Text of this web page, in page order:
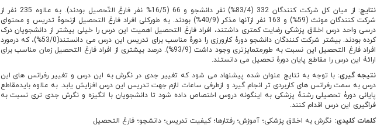
نتایج:
از میان كل شرکت کنندگان 332 (83/4%) نفر دانشجو و 66 (16/5% نفر فارغ التّحصیل بودند). به علاوه 235 نفر از
شرکت کنندگان مونث (59%) و 163 نفر ازآنها مذکر (40/9%) بودند. به طورکلی افراد فارغ التحصیل ازنحوۀ تدریس و محتوای
درسی واحد درس اخلاق پزشکی رضایت کمتری داشتند، افراد فارغ التحصیل اهمیت این درس را خیلی بیشتر از دانشجویان درک
کرده بودند. بیشتر شرکت کنندگان دانشجو دورۀ کارورزی را دورۀ مناسب برای تدریس این درس می دانستند(53/0%)، که درمورد
افراد فارغ التحصیل این نسبت به طورمتمایزتری وجود داشت (93/9%). درصد بیشتری از افراد فارغ التحصیل زمان مناسب برای
ارائۀ این درس را مقاطع پایان دورۀ تحصیل می دانستند.
نتیجه گیری: با توجه به نتایج عنوان شده پیشنهاد می شود که تغییر جدی در نگرش به این درس و تغییر رفرانس های این
درس به سمت رفرانس های کاربردی تر انجام گیرد و ازطرفی ساعات لازم جهت تدریس این درس افزایش یابد. به علاوه بایدمقاطع
پایانی دورۀ تحصیلی رشتۀ پزشکی به اینگونه دروس اختصاص داده شود تا دانشجویان با انگیزه و نگرش جدی تری نسبت به
فراگیری این درس اقدام کنند.
کلمات کلیدی: نگرش به اخلاق پزشکی؛ آموزش؛ رفتارها؛ کیفیت تدریس؛ دانشجو؛ فارغ التحصیل